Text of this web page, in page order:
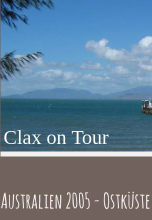
Clax on Tour
Australien 2005 -